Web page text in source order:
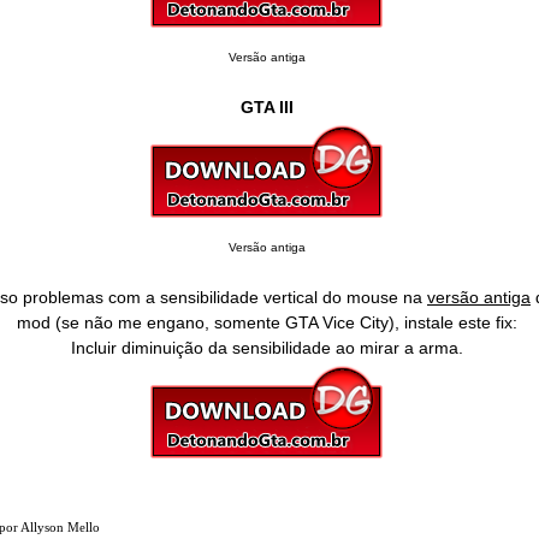
Versão antiga
GTA III
Versão antiga
problemas com a sensibilidade vertical do mouse na versão antiga
mod (se não me engano, somente GTA Vice City), instale este fix:
Incluir diminuição da sensibilidade ao mirar a arma.
Allyson Mello